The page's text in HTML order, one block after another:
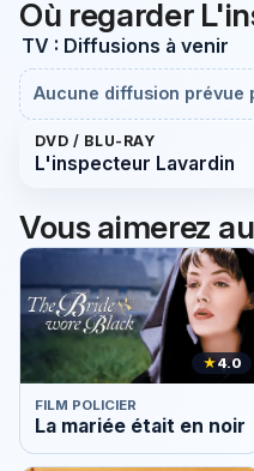
Où regarder
TV : Diffusions à venir
Aucune diffusion prévue
DVD / BLU-RAY
L'inspecteur Lavardin
Vous aimerez
★4.0
FILM POLICIER
La mariée était en noir